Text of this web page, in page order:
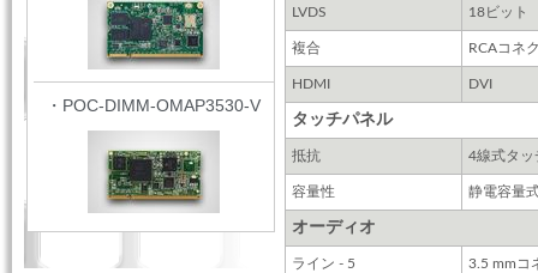
・POC-DIMM-OMAP3530-V
LVDS 18ビット
複合 RCAコネ
HDMI DVI
タッチパネル
抵抗 4線式タッ
容量性 静電容量
オーディオ
ライン - 5 3.5 mmコ